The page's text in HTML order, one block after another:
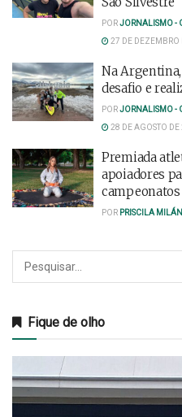
PORJORNALISMO -
27 DE DEZEMBRO
Na
desafio e
PORJORNALISMO -
28 DE AGOSTO DE
Premiada
apoiadores
campeonatos
POR PRISCILA MILÁN
Fique de olho